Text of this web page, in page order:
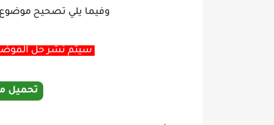
وفيما يلي تصحيح موضوع
سيتم نشر حل
تحميل